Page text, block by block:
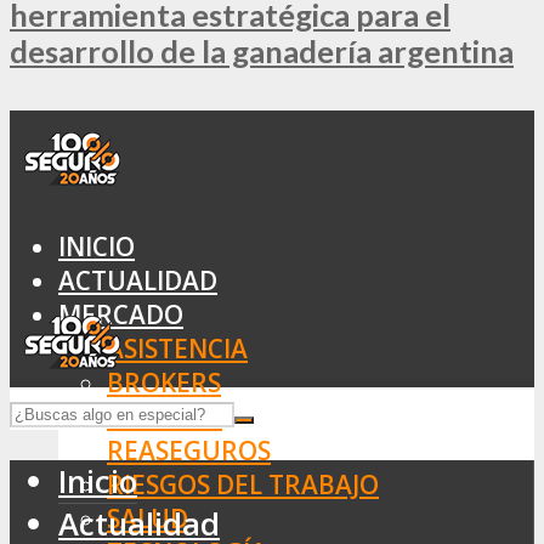
herramienta estratégica para el
desarrollo de la ganadería argentina
INICIO
ACTUALIDAD
MERCADO
ASISTENCIA
BROKERS
SEGUROS
REASEGUROS
RIESGOS DEL TRABAJO
SALUD
Inicio
Actualidad